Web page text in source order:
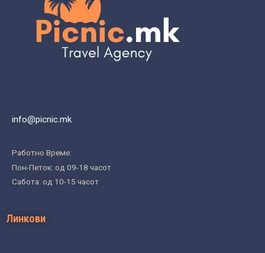
info@picnic.mk
Работно Време:
Пон-Петок: од 09-18 часот
Сабота: од 10-15 часот
Линкови